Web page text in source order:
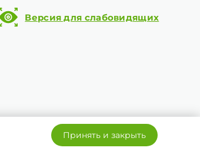
Версия для слабовидящих
Принять и закрыть